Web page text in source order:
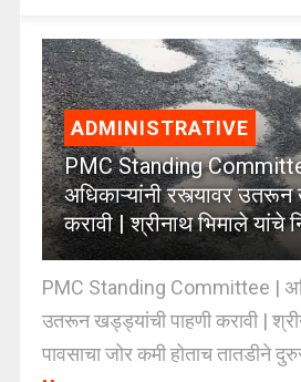
ADMINISTRATIVE
PMC Standing
अधिकाऱ्यांनी रस्त्यावर
करावी | श्रीनाथ भिमाले यांचे
PMC Standing Committee |
उतरून खड्ड्यांची पाहणी करावी |
पावसाचा जोर कमी होताच तातडीने